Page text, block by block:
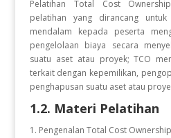
Pelatihan Total Cost
pelatihan yang dirancang untuk
mendalam kepada peserta
pengelolaan biaya secara
suatu aset atau proyek; TCO
terkait dengan kepemilikan,
penghapusan suatu aset atau
1.2. Materi Pelatihan
Pengenalan Total Cost